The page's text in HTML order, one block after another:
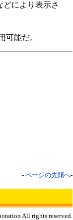
どにより表示さ
可能だ。
- ページの先頭へ-
All rights reserved.